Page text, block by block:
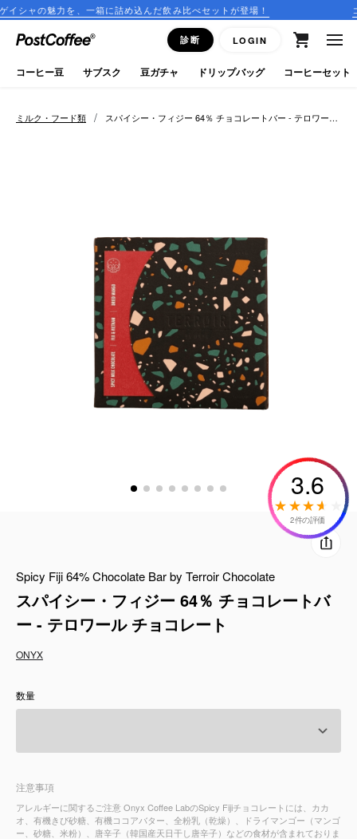
一箱に詰め込んだ飲み比べセットが登場！ コーヒーのサブ
診断 LOGIN
close
ログイン
新規会員登録
keyboard_arrow_right
ドリップバッグ
ミルク・フード類
リキッド
特集
卸販売
コーヒーのサブスク
お知らせ
よくある質問
ミルク・フード類 / スパイシー・フィジー 64％ チョコレートバー - テロワール
チョコレート
3.6
2件の評価
Spicy Fiji 64% Chocolate Bar by Terroir Chocolate
スパイシー・フィジー 64％ チョコレートバ
ー - テロワール チョコレート
ONYX
数量
注意事項
アレルギーに関するご注意 Onyx Coffee LabのSpicy Fijiチョコレートには、カカ
オ、有機きび砂糖、有機ココアバター、全粉乳（乾燥）、ドライマンゴー（マンゴ
ー、砂糖、米粉）、唐辛子（韓国産天日干し唐辛子）などの食材が含まれておりま
コーヒー豆 サブスク 豆ガチャ ドリップバッグ コーヒーセット